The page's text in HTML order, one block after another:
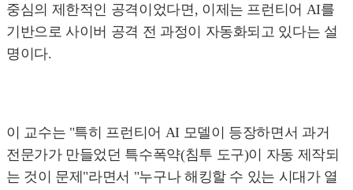
중심의 제한적인 공격이었다면, 이제는 프런티어 AI를
기반으로 사이버 공격 전 과정이 자동화되고 있다는 설
명이다.
이 교수는 "특히 프런티어 AI 모델이 등장하면서 과거
전문가가 만들었던 특수폭약(침투 도구)이 자동 제작되
는 것이 문제"라면서 "누구나 해킹할 수 있는 시대가 열